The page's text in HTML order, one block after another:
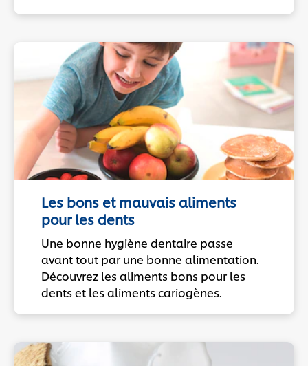
Les bons et mauvais aliments
pour les dents
Une bonne hygiène dentaire passe
avant tout par une bonne alimentation.
Découvrez les aliments bons pour les
dents et les aliments cariogènes.